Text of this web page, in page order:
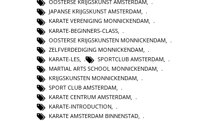
OOSTERSE KRIJGSKUNST AMSTERDAM,
JAPANSE KRIJGSKUNST AMSTERDAM,
KARATE VERENIGING MONNICKENDAM,
KARATE-BEGINNERS-CLASS
OOSTERSE KRIJGSKUNSTEN MONNICKENDAM
ZELFVERDEDIGING MONNICKENDAM
KARATE-LES
SPORTCLUB AMSTERDAM
MARTIAL ARTS SCHOOL MONNICKENDAM
KRIJGSKUNSTEN MONNICKENDAM
SPORT CLUB AMSTERDAM
KARATE CENTRUM AMSTERDAM
KARATE-INTRODUCTION,
KARATE AMSTERDAM BINNENSTAD,